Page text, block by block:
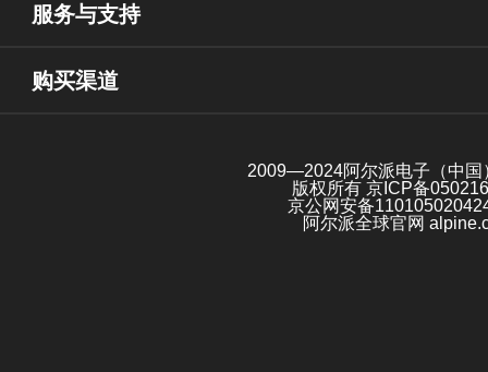
服务与支持
购买渠道
2009—2024阿尔派电子（中国
版权所有 京ICP备
京公网安备
阿尔派全球官网